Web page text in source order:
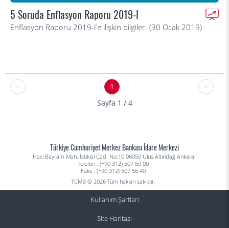
5 Soruda Enflasyon Raporu 2019-I
Enflasyon Raporu 2019-I'e ilişkin bilgiler. (30 Ocak 2019)
< 1
>
Sayfa 1 / 4
Türkiye Cumhuriyet Merkez Bankası İdare Merkezi
Hacı Bayram Mah. İstiklal Cad. No:10 06050 Ulus Altındağ Ankara
Telefon : (+90 312) 507 50 00
Faks : (+90 312) 507 56 40
TCMB © 2026 Tüm hakları saklıdır.
Kullanım Şartları
Site Haritası